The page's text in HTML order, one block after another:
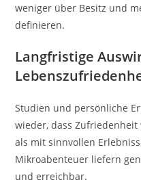
weniger über Besitz und
definieren.
Langfristige
Studien und persönliche
wieder, dass
als mit sinnvollen
Mikroabenteuer liefern
und erreichbar.